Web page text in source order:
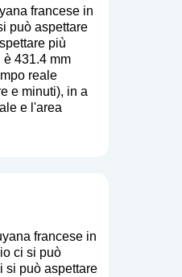
francese in
può aspettare
più
431.4 mm
reale
e minuti), in a
e l'area
francese in
ci si può
si può aspettare